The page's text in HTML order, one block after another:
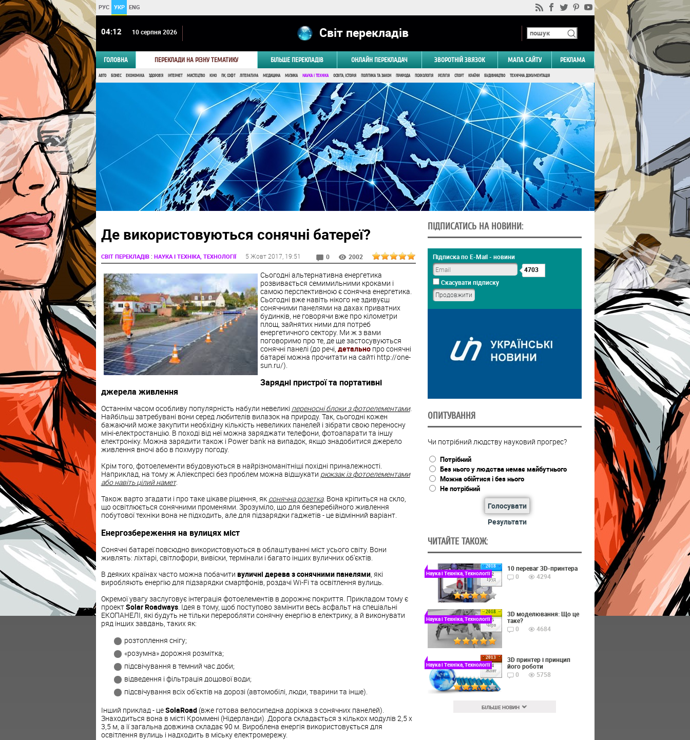
РУС УКР ENG
04 12 10 серпня 2026 Світ перекладів
ГОЛОВНА ПЕРЕКЛАДИ НА РІЗНУ ТЕМАТИКУ БІЛЬШЕ ПЕРЕКЛАДІВ ОНЛАЙН ПЕРЕКЛАДАЧ ЗВОРОТНІЙ ЗВЯЗОК МАПА САЙТУ РЕКЛАМА
АВТО БІЗНЕС ЕКОНОМІКА ЗДОРОВ'Я ІНТЕРНЕТ МИСТЕЦТВО КІНО ПК, СОФТ ЛІТЕРАТУРА МЕДИЦИНА МУЗИКА НАУКА І ТЕХНІКА ОСВІТА, ІСТОРІЯ ПОЛІТИКА ТА ЗАКОН ПРИРОДА ПСИХОЛОГІЯ РЕЛІГІЯ СПОРТ КРАЇНИ БУДІВНИЦТВО ТЕХНІЧНА ДОКУМЕНТАЦІЯ
Де використовуються сонячні батереї?
СВІТ ПЕРЕКЛАДІВ: НАУКА І ТЕХНІКА, ТЕХНОЛОГІЇ 5 Жовт 2017 , 19:51 0 2002
Сьогодні альтернативна енергетика
розвивається семимильними кроками і
самою перспективною є сонячна енергетика.
Сьогодні вже навіть нікого не здивуєш
сонячними панелями на дахах приватних
будинків, не говорячи вже про кілометри
площ, зайнятих ними для потреб
енергетичного сектору. Ми ж з вами
поговоримо про те, де ще застосувуються
сонячні панелі (до речі, детальнопро сонячні
батареї можна прочитати на сайті http://one-
sun.ru/).
Зарядні пристрої та портативні
джерела живлення
Останнім часом особливу популярність набули невеликі переносні блоки з фотоелементами.
Найбільш затребувані вони серед любителів вилазок на природу. Так, сьогодні кожен
бажаючий може закупити необхідну кількість невеликих панелей і зібрати свою переносну
міні-електростанцію. В поході від неї можна заряджати телефони, фотоапарати та іншу
електроніку. Можна зарядити також і Power bank на випадок, якщо знадобитися джерело
живлення вночі або в похмуру погоду.
Крім того, фотоелементи вбудовуються в найрізноманітніші похідні приналежності.
Наприклад, на тому ж Аліекспресі без проблем можна відшукати рюкзак із фотоелементами
або навіть цілий намет.
Також варто згадати і про таке цікаве рішення, як сонячна розетка. Вона кріпиться на скло,
що освітлюється сонячними променями. Зрозуміло, що для безперебійного живлення
побутової техніки вона не підходить, але для підзарядки гаджетів - це відмінний варіант.
Енергозбереження на вулицях міст
Сонячні батареї повсюдно використовуються в облаштуванні міст усього світу. Вони
живлять: ліхтарі, світлофори, вивіски, термінали і багато інших вуличних об'єктів.
В деяких країнах часто можна побачити вуличні дерева з сонячними панелями, які
виробляють енергію для підзарядки смартфонів, роздачі Wi-Fi та освітлення вулиць.
Окремої увагу заслуговує інтеграція фотоелементів в дорожнє покриття. Прикладом тому є
проектSolar Roadways. Ідея в тому, щоб поступово замінити весь асфальт на спеціальні
ЕКОПАНЕЛІ, які будуть не тільки переробляти сонячну енергію в електрику, а й виконувати
ряд інших завдань, таких як:
розтоплення снігу;
«розумна» дорожня розмітка;
підсвічування в темний час доби;
відведення і фільтрація дощової води;
підсвічування всіх об'єктів на дорозі (автомобілі, люди, тварини та інше).
Інший приклад - цеSolaRoad(вже готова велосипедна доріжка з сонячних панелей).
Знаходиться вона в місті Кроммені (Нідерланди). Дорога складається з кількох модулів 2,5 x
3,5 м, а її загальна довжина складає 90 м. Вироблена енергія використовується для
освітлення вулиць і надходить в міську електромережу.
ПІДПИСАТИСЬ НА НОВИНИ:
Підписка по E-Mail - новини
4703
Скасувати підписку
ОПИТУВАННЯ
Чи потрібний людству науковий прогрес?
Потрібний
Без нього у людства немає майбутнього
Можна обійтися і без нього
Не потрібний
Голосувати
Результати
ЧИТАЙТЕ ТАКОЖ:
2018
22
Груд
Наука і Техніка, Технології
10 переваг 3D-принтера
0
4294
2018
15
Черв
Наука і Техніка, Технології
3D моделювання: Що це
таке?
0
4684
2013
24
Жовт
Наука і Техніка, Технології
3D принтер і принцип
його роботи
0
5758
БІЛЬШЕ НОВИН